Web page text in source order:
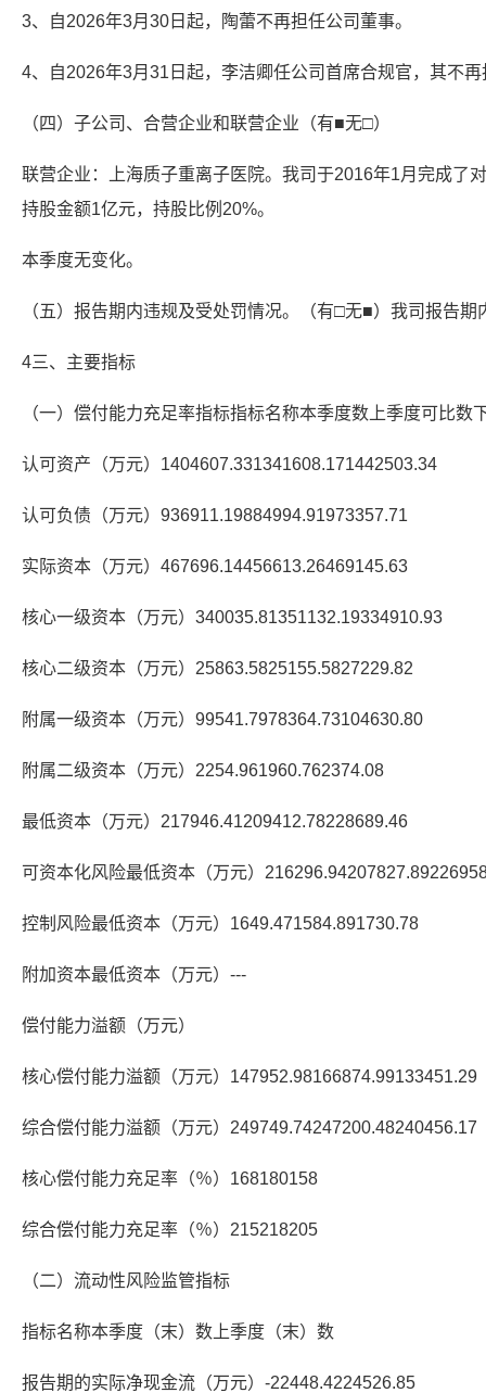
3、自2026年3月30日起，陶蕾不再担任公司董事。
4、自2026年3月31日起，李洁卿任公司首席合规官，其不
（四）子公司、合营企业和联营企业（有■无□）
联营企业：上海质子重离子医院。我司于2016年1月完成了
持股金额1亿元，持股比例20%。
本季度无变化。
（五）报告期内违规及受处罚情况。（有□无■）我司报告
4三、主要指标
（一）偿付能力充足率指标指标名称本季度数上季度可比数
认可资产（万元）1404607.331341608.171442503.34
认可负债（万元）936911.19884994.91973357.71
实际资本（万元）467696.14456613.26469145.63
核心一级资本（万元）340035.81351132.19334910.93
核心二级资本（万元）25863.5825155.5827229.82
附属一级资本（万元）99541.7978364.73104630.80
附属二级资本（万元）2254.961960.762374.08
最低资本（万元）217946.41209412.78228689.46
可资本化风险最低资本（万元）
控制风险最低资本（万元）1649.471584.891730.78
附加资本最低资本（万元）---
偿付能力溢额（万元）
核心偿付能力溢额（万元）147952.98166874.99133451.29
综合偿付能力溢额（万元）249749.74247200.48240456.17
核心偿付能力充足率（％）168180158
综合偿付能力充足率（％）215218205
（二）流动性风险监管指标
指标名称本季度（末）数上季度（末）数
报告期的实际净现金流（万元）-22448.4224526.85